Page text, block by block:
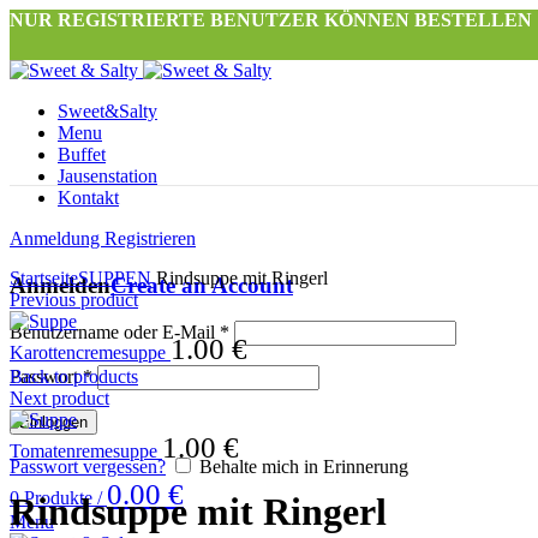
NUR REGISTRIERTE BENUTZER KÖNNEN BESTELLEN
Sweet&Salty
Menu
Buffet
Jausenstation
Kontakt
Anmeldung Registrieren
AnmeldenCreate an Account
Benutzername oder E-Mail *
Passwort*
Einloggen
Passwort vergessen?
Behalte mich in Erinnerung
0Produkte / 0.00 €
Menu
StartseiteSUPPENRindsuppe mit Ringerl
Previous product
Karottencremesuppe 1.00 €
Back to products
Next product
Tomatenremesuppe 1.00 €
Rindsuppe mit Ringerl